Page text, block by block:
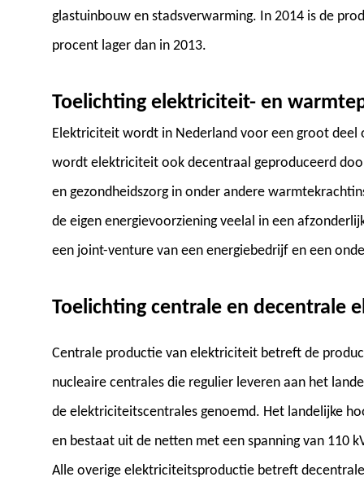
glastuinbouw en stadsverwarming. In 2014 is de
procent lager dan in 2013.
Toelichting elektriciteit- en
Elektriciteit wordt in Nederland voor een groot
wordt elektriciteit ook decentraal geproduceerd
en gezondheidszorg in onder andere
de eigen energievoorziening veelal in een
een joint-venture van een energiebedrijf en een
Toelichting centrale en decentrale
Centrale productie van elektriciteit betreft de
nucleaire centrales die regulier leveren aan het
de elektriciteitscentrales genoemd. Het landelijke
en bestaat uit de netten met een spanning van 110
Alle overige elektriciteitsproductie betreft